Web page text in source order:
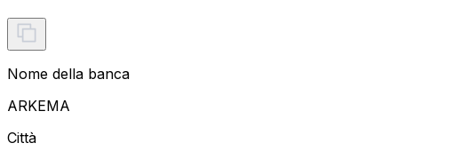
Nome della banca
ARKEMA
Città